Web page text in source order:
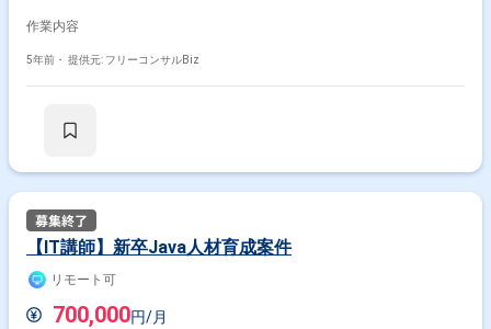
作業内容
5年前・ 提供元: フリーコンサルBiz
【IT講師】新卒Java人材育成案件
リモート可
700,000円/月